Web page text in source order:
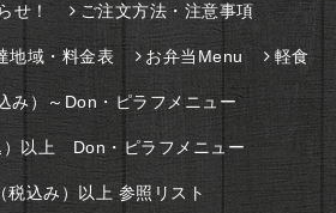
せ！ ご注文方法・注意事項
地域・料金表 お弁当Menu 軽食
み）～Don・ピラフメニュー
）以上 Don・ピラフメニュー
税込み）以上 参照リスト